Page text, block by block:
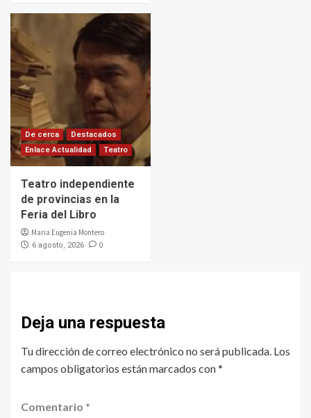
De cerca
Destacados
Enlace Actualidad
Teatro
Teatro independiente
de provincias en la
Feria del Libro
Maria Eugenia Montero
6 agosto, 2026 0
Deja una respuesta
Tu dirección de correo electrónico no será publicada. Los
campos obligatorios están marcados con*
Comentario *